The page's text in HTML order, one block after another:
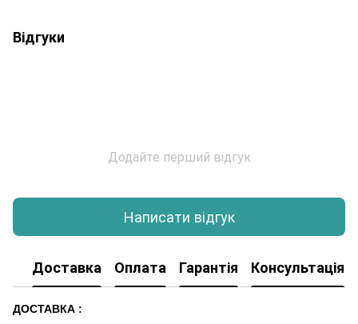
Відгуки
Додайте перший відгук
Написати відгук
Доставка Оплата Гарантія Консультація
ДОСТАВКА :